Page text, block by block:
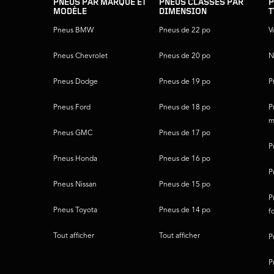
pied
de
PNEUS PAR MARQUE ET
MODÈLE
Pneus BMW
Pneus Chevrolet
Pneus Dodge
Pneus Ford
Pneus GMC
Pneus Honda
Pneus Nissan
Pneus Toyota
Tout afficher
PNEUS CLASSÉS PAR
DIMENSION
Pneus de 22 po
Pneus de 20 po
Pneus de 19 po
Pneus de 18 po
Pneus de 17 po
Pneus de 16 po
Pneus de 15 po
Pneus de 14 po
Tout afficher